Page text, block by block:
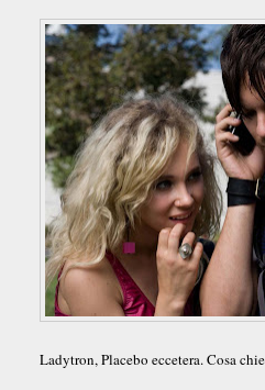
Ladytron, Placebo eccetera. Cosa